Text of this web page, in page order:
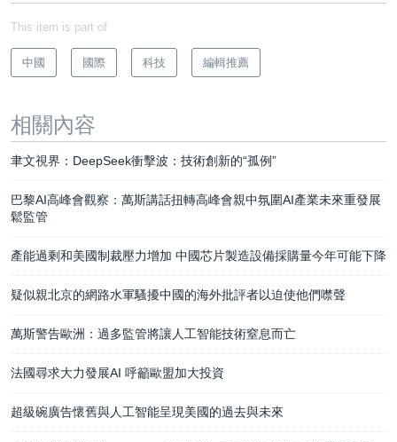
This item is part of
中國 國際 科技 編輯推薦
相關內容
聿文視界：DeepSeek衝擊波：技術創新的“孤例”
巴黎AI高峰會觀察：萬斯講話扭轉高峰會親中氛圍AI產業未來重發展
鬆監管
產能過剩和美國制裁壓力增加 中國芯片製造設備採購量今年可能下降
疑似親北京的網路水軍騷擾中國的海外批評者以迫使他們噤聲
萬斯警告歐洲：過多監管將讓人工智能技術窒息而亡
法國尋求大力發展AI 呼籲歐盟加大投資
超級碗廣告懷舊與人工智能呈現美國的過去與未來